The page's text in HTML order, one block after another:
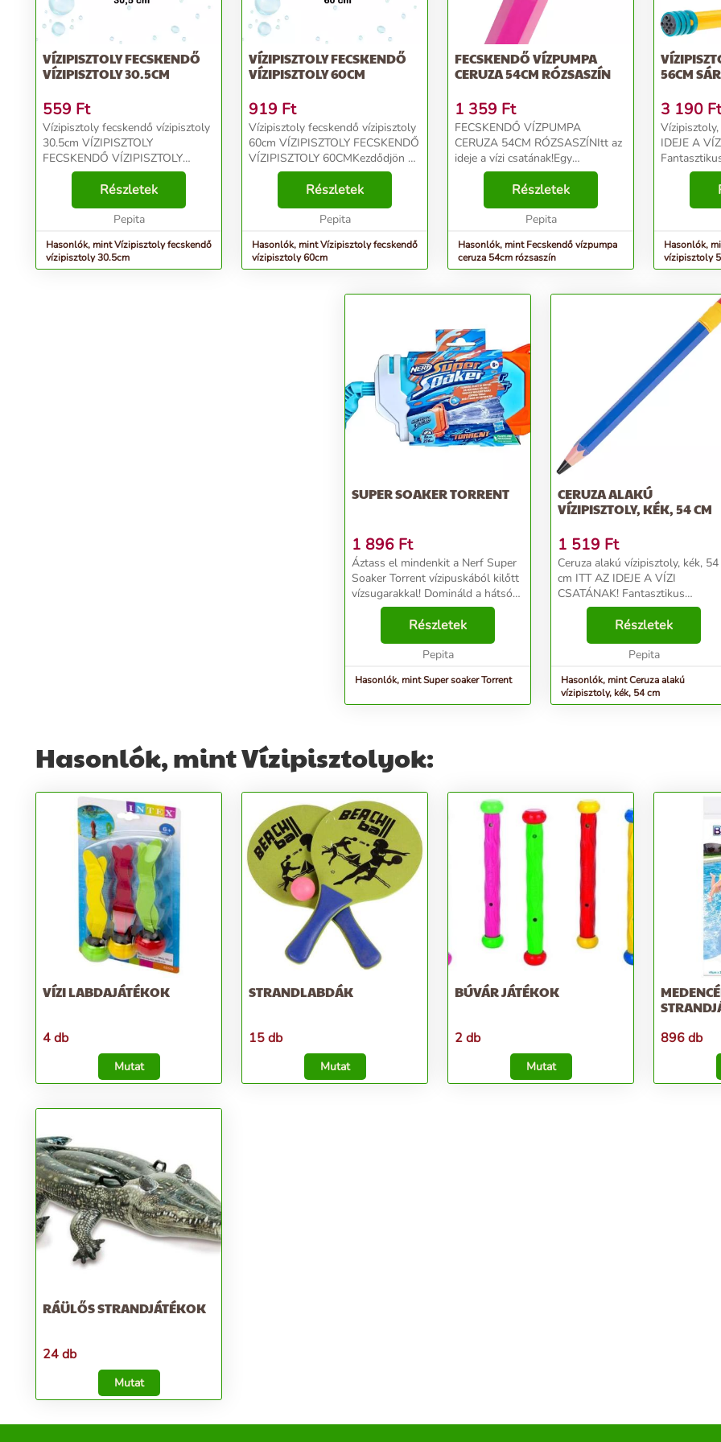
VÍZIPISZTOLY FECSKENDŐ
VÍZIPISZTOLY 30.5CM
559 Ft
Vízipisztoly fecskendő vízipisztoly
30.5cm VÍZIPISZTOLY
FECSKENDŐ VÍZIPISZTOLY
30.5CMKezdődjön a
kaland!Bármilyen vizes játék
csodálatos kaland lesz, ha van
nálad vízipisztoly!Ez a játék nem
Részletek
Pepita
Hasonlók, mint Vízipisztoly fecskendő
vízipisztoly 30.5cm
VÍZIPISZTOLY FECSKENDŐ
VÍZIPISZTOLY 60CM
919 Ft
Vízipisztoly fecskendő vízipisztoly
60cm VÍZIPISZTOLY FECSKENDŐ
VÍZIPISZTOLY 60CMKezdődjön a
kaland!Bármilyen vizes játék
csodálatos kaland lesz, ha van
nálad vízipisztoly!Ez a játék
Részletek
Pepita
Hasonlók, mint Vízipisztoly fecskendő
vízipisztoly 60cm
FECSKENDŐ VÍZPUMPA
CERUZA 54CM RÓZSASZÍN
1 359 Ft
FECSKENDŐ VÍZPUMPA
CERUZA 54CM RÓZSASZÍNItt az
ideje a vízi csatának!Egy
fantasztikus vízpumpa, amely sok
szórakozást és egy kis hűsölést
biztosít a forró napokon! A termék
tökéletes a nyári szórakoz...
Részletek
Pepita
Hasonlók, mint Fecskendő vízpumpa
ceruza 54cm rózsaszín
56CM
3 190 Ft
Vízipisztoly,
IDEJE A
biztosít a
Tökéletes
Hasonlók,
vízipisztoly
SUPER SOAKER TORRENT
1 896 Ft
Áztass el mindenkit a Nerf Super
Soaker Torrent vízipuskából kilőtt
vízsugarakkal! Domináld a hátsó
kertben rendezett vízi csatákat
ezzel a Super Soaker kilövővel,
amelyet gyerekjáték feltölteni és
Részletek
Pepita
Hasonlók, mint Super soaker Torrent
CERUZA ALAKÚ
VÍZIPISZTOLY, KÉK, 54 CM
1 519 Ft
Ceruza alakú vízipisztoly, kék, 54
cm ITT AZ IDEJE A VÍZI
CSATÁNAK! Fantasztikus
vízipuska, amely sok szórakozást
és egy kis hűsítést biztosít a
napokon! Tökéletes nyári játék a
kertben, a me...
Részletek
Pepita
Hasonlók, mint Ceruza alakú
vízipisztoly, kék, 54 cm
Hasonlók, mint Vízipisztolyok:
VÍZI LABDAJÁTÉKOK
4 db
Mutat
STRANDLABDÁK
15 db
Mutat
BÚVÁR JÁTÉKOK
2 db
Mutat
896 db
RÁÜLŐS STRANDJÁTÉKOK
24 db
Mutat